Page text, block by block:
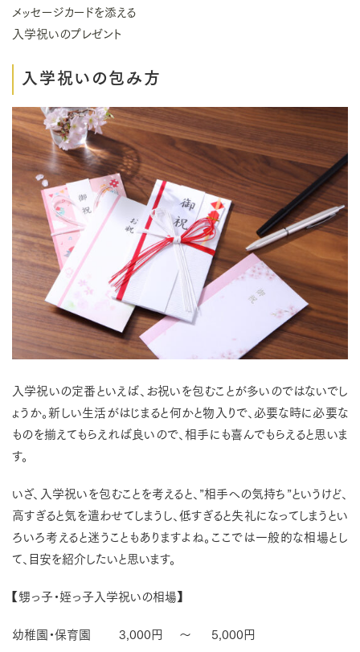
メッセージカードを添える
入学祝いのプレゼント
入学祝いの包み方
入学祝いの定番といえば、お祝いを包むことが多いのではないでし
ょうか。新しい生活がはじまると何かと物入りで、必要な時に必要な
ものを揃えてもらえれば良いので、相手にも喜んでもらえると思いま
す。
いざ、入学祝いを包むことを考えると、”相手への気持ち”というけど、
高すぎると気を遣わせてしまうし、低すぎると失礼になってしまうとい
ろいろ考えると迷うこともありますよね。ここでは一般的な相場とし
て、目安を紹介したいと思います。
【甥っ子・姪っ子入学祝いの相場】
幼稚園・保育園 3,000円 ～ 5,000円